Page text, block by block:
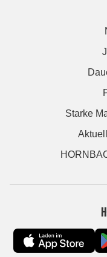
Starke